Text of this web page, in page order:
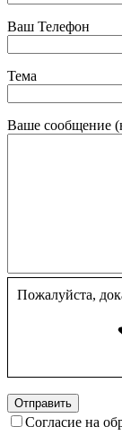
Ваш Телефон
Тема
Ваше сообщение
Пожалуйста,
Согласие на